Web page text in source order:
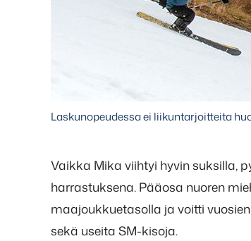
Laskunopeudessa ei liikuntarjoitteita
Vaikka Mika viihtyi hyvin suksilla,
harrastuksena. Pääosa nuoren
maajoukkuetasolla ja voitti
sekä useita SM-kisoja.